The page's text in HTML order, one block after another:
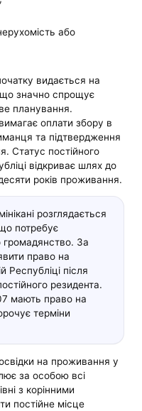
або
видається на
що значно спрощує
планування.
оплати збору в
та підтвердження
Статус постійного
відкриває шлях до
років проживання.
розглядається
потребує
громадянство. За
право на
Республіці після
резидента.
мають право на
терміни
на проживання у
за особою всі
з корінними
постійне місце